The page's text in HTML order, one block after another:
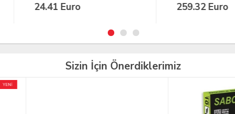
24.41 Euro 259.32 Euro
Sizin İçin Önerdiklerimiz